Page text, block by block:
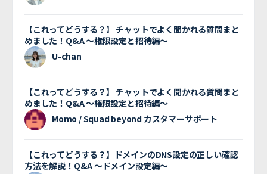
【これってどうする？】 チャットでよく聞かれる質問まと
めました！Q&A 〜権限設定と招待編〜
U-chan
【これってどうする？】 チャットでよく聞かれる質問まと
めました！Q&A 〜権限設定と招待編〜
Momo / Squad beyond カスタマーサポート
【これってどうする？】ドメインのDNS設定の正しい確認
方法を解説！Q&A 〜ドメイン設定編〜